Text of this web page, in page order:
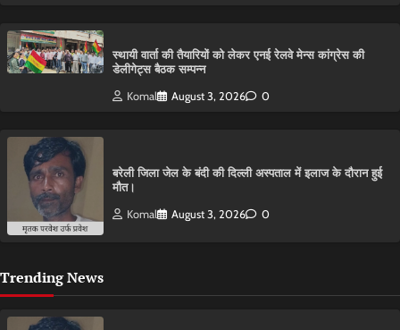
स्थायी वार्ता की तैयारियों को लेकर एनई रेलवे मेन्स कांग्रेस की
डेलीगेट्स बैठक सम्पन्न
Komal August 3, 2026 0
बरेली जिला जेल के बंदी की दिल्ली अस्पताल में इलाज के दौरान हुई
मौत।
Komal August 3, 2026 0
Trending News